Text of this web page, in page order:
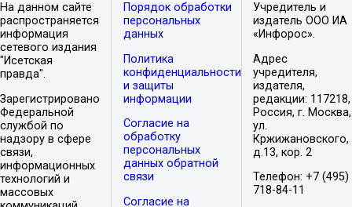
На данном сайте
распространяется
информация
сетевого издания
"Исетская
правда".
Зарегистрировано
Федеральной
службой по
надзору в сфере
связи,
информационных
технологий и
массовых
Порядок обработки
персональных
данных
Политика
конфиденциальности
и защиты
информации
Согласие на
обработку
персональных
данных обратной
связи
Согласие на
Учредитель и
издатель ООО ИА
«Инфорос».
Адрес
учредителя,
издателя,
редакции: 117218,
Россия, г. Москва,
ул.
Кржижановского,
д.13, кор. 2
Телефон: +7 (495)
718-84-11